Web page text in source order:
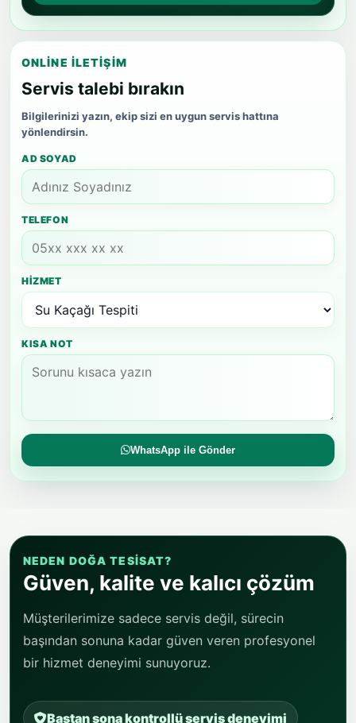
ONLINE İLETIŞIM
Servis talebi bırakın
Bilgilerinizi yazın, ekip sizi en uygun servis hattına
yönlendirsin.
AD SOYAD
TELEFON
HIZMET
KISA NOT
WhatsApp ile Gönder
NEDEN DOĞA TESISAT?
Güven, kalite ve kalıcı çözüm
Müşterilerimize sadece servis değil, sürecin
başından sonuna kadar güven veren profesyonel
bir hizmet deneyimi sunuyoruz.
Baştan sona kontrollü servis deneyimi